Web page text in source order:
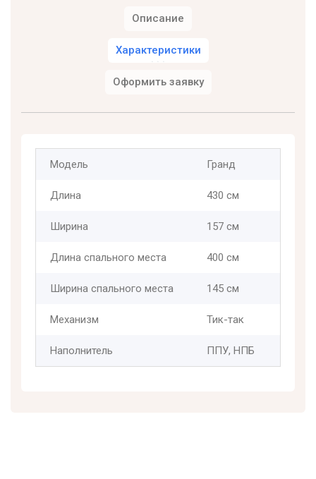
Описание
Характеристики
Оформить заявку
Модель Гранд
Длина 430 см
Ширина 157 см
Длина спального места 400 см
Ширина спального места 145 см
Механизм Тик-так
Наполнитель ППУ, НПБ